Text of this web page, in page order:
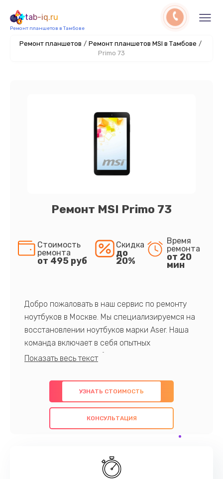
tab-iq.ru
Ремонт планшетов в Тамбове
Ремонт планшетов / Ремонт планшетов MSI в Тамбове /
Primo 73
Ремонт MSI Primo 73
Стоимость
ремонта
от 495 руб
Скидка
до
20%
Время
ремонта
от 20
мин
Добро пожаловать в наш сервис по ремонту
ноутбуков в Москве. Мы специализируемся на
восстановлении ноутбуков марки Aser. Наша
команда включает в себя опытных
профессионалов с обширными знаниями и
предлагаем быстрый и качественный ремонт с
использованием оригинальных компонентов, а
также гарантируем качество всех
проведенных работ. Наша цель - предоставить
наилучшим образом. Не медлите записаться на
УЗНАТЬ СТОИМОСТЬ
КОНСУЛЬТАЦИЯ